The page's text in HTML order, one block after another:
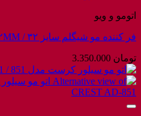
اتومو و ویو
فر کننده مو شیگلم سایز ۳۲ / SHEGLAM ۳۲MM
تومان